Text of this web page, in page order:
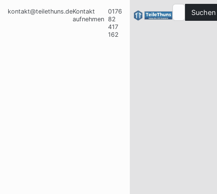
kontakt@teilethuns.deKontakt
aufnehmen
0176
82
417
162
Suchen